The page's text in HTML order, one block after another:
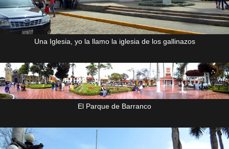
Una Iglesia, yo la llamo la iglesia de los gallinazos
El Parque de Barranco